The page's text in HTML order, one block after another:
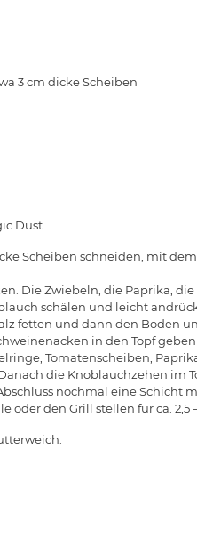
3 cm dicke Scheiben
Dust
Scheiben schneiden, mit
Die Zwiebeln, die Paprika,
schälen und leicht
fetten und dann den Boden
in den Topf
Tomatenscheiben,
die Knoblauchzehen im
nochmal eine Schicht
oder den Grill stellen für ca. 2,5